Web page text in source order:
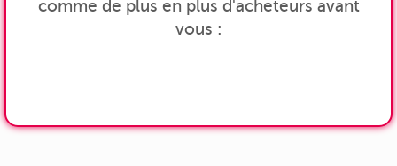
comme de plus en plus d'acheteurs avant
vous :